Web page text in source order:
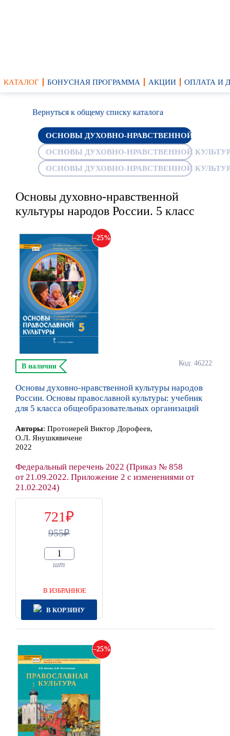
КАТАЛОГ БОНУСНАЯ ПРОГРАММА АКЦИИ ОПЛАТА И
Вернуться к общему списку каталога
ОСНОВЫ ДУХОВНО-НРАВСТВЕННОЙ
ОСНОВЫ ДУХОВНО-НРАВСТВЕННОЙ
ОСНОВЫ ДУХОВНО-НРАВСТВЕННОЙ
Основы духовно-нравственной
культуры народов России. 5 класс
25
Код: 46222
В наличии
Основы духовно-нравственной культуры народов
России. Основы православной культуры: учебник
для 5 класса общеобразовательных организаций
Авторы: Протоиерей Виктор Дорофеев,
О.Л. Янушкявичене
2022
Федеральный перечень 2022 (Приказ № 858
от 21.09.2022. Приложение 2 с изменениями от
21.02.2024)
721
955
шт
В ИЗБРАННОЕ
В КОРЗИНУ
25